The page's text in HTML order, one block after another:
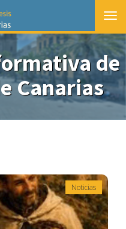
de
Canarias
Noticias